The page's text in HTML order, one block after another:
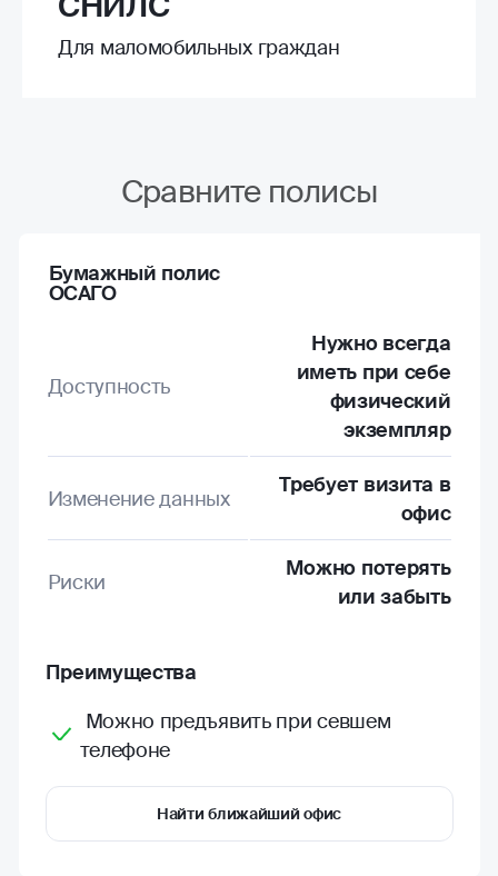
Для маломобильных граждан
Сравните полисы
Бумажный полис
ОСАГО
Доступность
Нужно всегда
иметь при себе
физический
экземпляр
Изменение данных
Требует визита в
офис
Риски
Можно потерять
или забыть
Преимущества
Можно предъявить при севшем
телефоне
Найти ближайший офис